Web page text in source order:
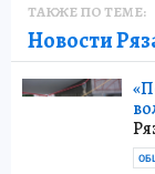
ТАКЖЕ ПО ТЕМЕ:
Новости